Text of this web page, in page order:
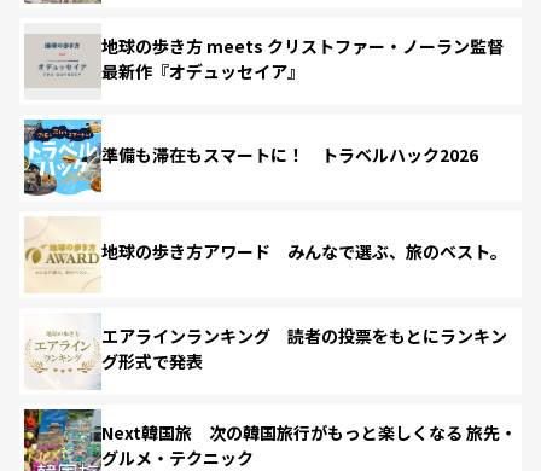
地球の歩き方 meets クリストファー・ノーラン監督
最新作『オデュッセイア』
準備も滞在もスマートに！ トラベルハック2026
地球の歩き方アワード みんなで選ぶ、旅のベスト。
エアラインランキング 読者の投票をもとにランキン
グ形式で発表
Next韓国旅 次の韓国旅行がもっと楽しくなる 旅先・
グルメ・テクニック